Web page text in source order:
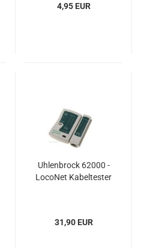
4,95 EUR
Uhlenbrock 62000 -
LocoNet Kabeltester
31,90 EUR